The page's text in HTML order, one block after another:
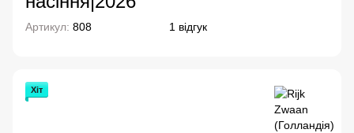
Артикул: 808 1 відгук
Хіт